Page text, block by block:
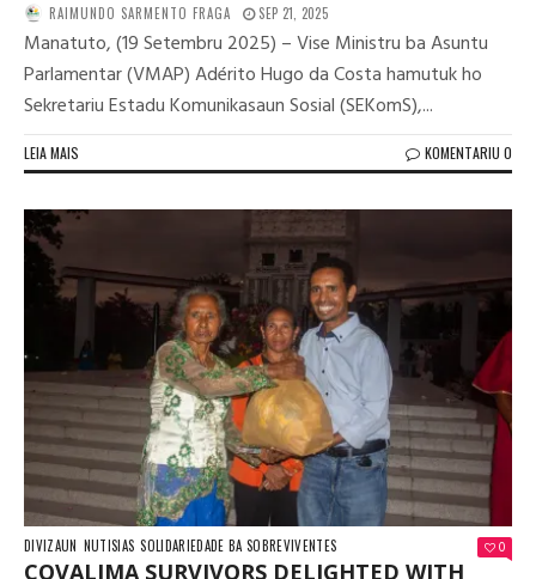
RAIMUNDO SARMENTO FRAGA SEP 21, 2025
Manatuto, (19 Setembru 2025) – Vise Ministru ba Asuntu
Parlamentar (VMAP) Adérito Hugo da Costa hamutuk ho
Sekretariu Estadu Komunikasaun Sosial (SEKomS),...
LEIA MAIS KOMENTARIU 0
DIVIZAUN NUTISIAS SOLIDARIEDADE BA SOBREVIVENTES 0
COVALIMA SURVIVORS DELIGHTED WITH